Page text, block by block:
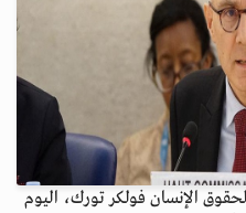
الإنسان فولكر تورك، اليوم